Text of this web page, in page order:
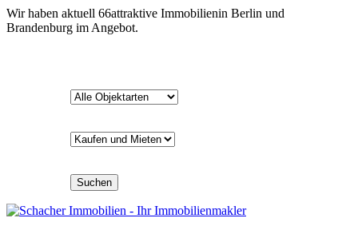
Wir haben aktuell 66attraktive Immobilienin Berlin und
Brandenburg im Angebot.
Suchen